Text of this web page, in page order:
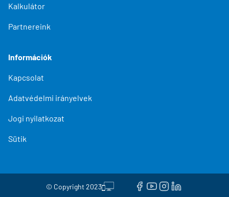
Kalkulátor
Partnereink
Információk
Kapcsolat
Adatvédelmi irányelvek
Jogi nyilatkozat
Sütik
© Copyright 2023